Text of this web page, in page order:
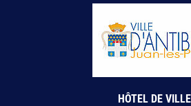
HÔTEL DE VILLE